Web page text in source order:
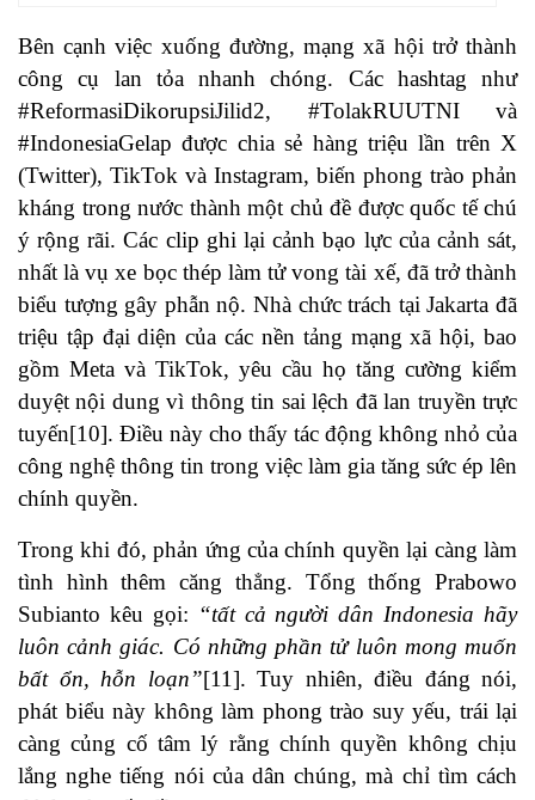
Bên cạnh việc xuống đường, mạng xã hội trở thành
công cụ lan tỏa nhanh chóng. Các hashtag như
#ReformasiDikorupsiJilid2, #TolakRUUTNI và
#IndonesiaGelap được chia sẻ hàng triệu lần trên X
(Twitter), TikTok và Instagram, biến phong trào phản
kháng trong nước thành một chủ đề được quốc tế chú
ý rộng rãi. Các clip ghi lại cảnh bạo lực của cảnh sát,
nhất là vụ xe bọc thép làm tử vong tài xế, đã trở thành
biểu tượng gây phẫn nộ. Nhà chức trách tại Jakarta đã
triệu tập đại diện của các nền tảng mạng xã hội, bao
gồm Meta và TikTok, yêu cầu họ tăng cường kiểm
duyệt nội dung vì thông tin sai lệch đã lan truyền trực
tuyến[10]. Điều này cho thấy tác động không nhỏ của
công nghệ thông tin trong việc làm gia tăng sức ép lên
chính quyền.
Trong khi đó, phản ứng của chính quyền lại càng làm
tình hình thêm căng thẳng. Tổng thống Prabowo
Subianto kêu gọi: “tất cả người dân Indonesia hãy
luôn cảnh giác. Có những phần tử luôn mong muốn
bất ổn, hỗn loạn”[11]. Tuy nhiên, điều đáng nói,
phát biểu này không làm phong trào suy yếu, trái lại
càng củng cố tâm lý rằng chính quyền không chịu
lắng nghe tiếng nói của dân chúng, mà chỉ tìm cách